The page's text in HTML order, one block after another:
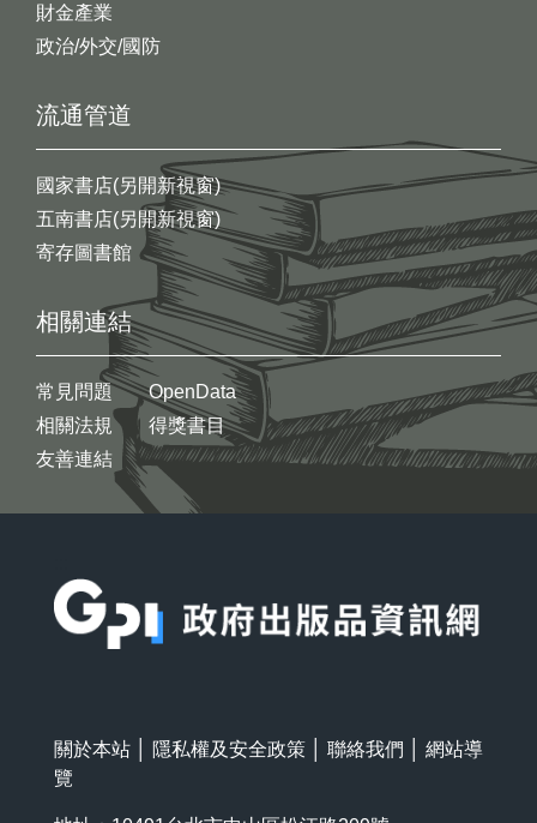
財金產業
政治/外交/國防
流通管道
國家書店(另開新視窗)
五南書店(另開新視窗)
寄存圖書館
相關連結
常見問題
相關法規
友善連結
OpenData
得獎書目
關於本站 隱私權及安全政策 聯絡我們
網站導
覽